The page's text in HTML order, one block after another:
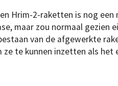
Hrim-2-raketten is nog
maar zou normaal gezien
van de afgewerkte
te kunnen inzetten als het